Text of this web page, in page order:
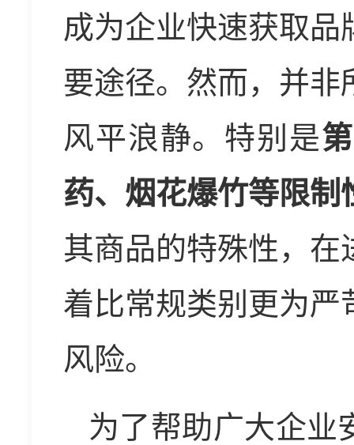
成为企业快速获取
要途径。然而，并
风平浪静。特别是
药、烟花爆竹等限
其商品的特殊性，在
着比常规类别更为
风险。
为了帮助广大企业